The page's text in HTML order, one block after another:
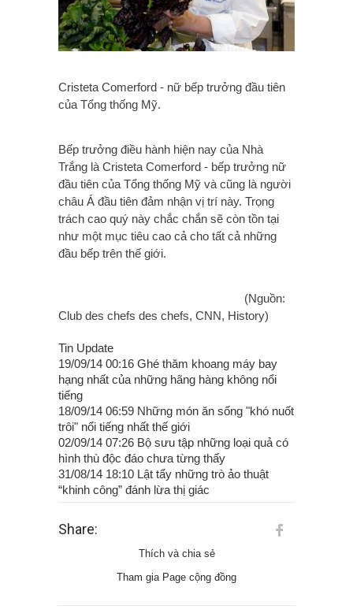
Cristeta Comerford - nữ bếp trưởng đầu tiên
của Tổng thống Mỹ.
Bếp trưởng điều hành hiện nay của Nhà
Trắng là Cristeta Comerford - bếp trưởng nữ
đầu tiên của Tổng thống Mỹ và cũng là người
châu Á đầu tiên đảm nhận vị trí này. Trọng
trách cao quý này chắc chắn sẽ còn tồn tại
như một mục tiêu cao cả cho tất cả những
đầu bếp trên thế giới.
(Nguồn:
Club des chefs des chefs, CNN, History)
Tin Update
19/09/14 00:16 Ghé thăm khoang máy bay
hạng nhất của những hãng hàng không nổi
tiếng
18/09/14 06:59 Những món ăn sống "khó nuốt
trôi" nổi tiếng nhất thế giới
02/09/14 07:26 Bộ sưu tập những loại quả có
hình thù độc đáo chưa từng thấy
31/08/14 18:10 Lật tẩy những trò ảo thuật
“khinh công” đánh lừa thị giác
Share:
Thích và chia sẻ
Tham gia Page cộng đồng